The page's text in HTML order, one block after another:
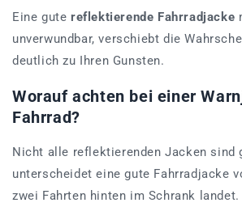
Eine gute reflektierende Fahrradjacke
unverwundbar, verschiebt die
deutlich zu Ihren Gunsten.
Worauf achten bei einer
Fahrrad?
Nicht alle reflektierenden Jacken sind
unterscheidet eine gute Fahrradjacke
zwei Fahrten hinten im Schrank landet.